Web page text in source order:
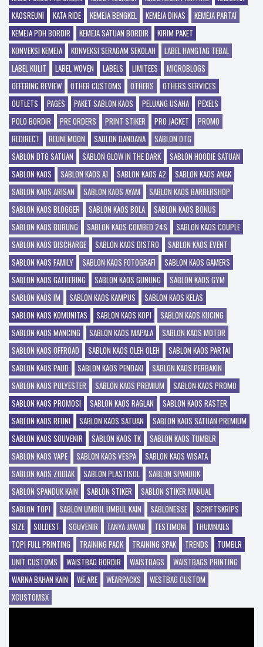
KAOSREUNI
KATA RIDE KEMEJA BENGKEL KEMEJA DINAS
KEMEJA PARTAI
KEMEJA PDH BORDIR
KEMEJA SATUAN BORDIR
KIRIM PAKET
KONVEKSI KEMEJA
KONVEKSI SERAGAM SEKOLAH
LABEL HANGTAG TEBAL
LABEL KULIT
LABEL WOVEN LABELS LIMITEES
MICROBLOGS
OFFERING REVIEW
OTHER CUSTOMS OTHERS
OTHERS SERVICES
OUTLETS
PAGES PAKET SABLON KAOS PELUANG USAHA
PEXELS
POLO BORDIR
PRE ORDERS PRINT STIKER PRO JACKET
PROMO
REDIRECT
REUNI MOON SABLON BANDANA
SABLON DTG
SABLON DTG SATUAN
SABLON GLOW IN THE DARK
SABLON HOODIE SATUAN
SABLON KAOS
SABLON KAOS A1 SABLON KAOS A2
SABLON KAOS ANAK
SABLON KAOS ARISAN
SABLON KAOS AYAM
SABLON KAOS BARBERSHOP
SABLON KAOS BLOGGER
SABLON KAOS BOLA
SABLON KAOS BONUS
SABLON KAOS BURUNG
SABLON KAOS COMBED 24S
SABLON KAOS COUPLE
SABLON KAOS DISCHARGE
SABLON KAOS DISTRO
SABLON KAOS EVENT
SABLON KAOS FAMILY
SABLON KAOS FOTOGRAFI
SABLON KAOS GAMERS
SABLON KAOS GATHERING
SABLON KAOS GUNUNG
SABLON KAOS GYM
SABLON KAOS IM
SABLON KAOS KAMPUS
SABLON KAOS KELAS
SABLON KAOS KOMUNITAS
SABLON KAOS KOPI
SABLON KAOS KUCING
SABLON KAOS MANCING
SABLON KAOS MAPALA
SABLON KAOS MOTOR
SABLON KAOS OFFROAD
SABLON KAOS OLEH OLEH
SABLON KAOS PARTAI
SABLON KAOS PAUD
SABLON KAOS PENDAKI
SABLON KAOS PERBAKIN
SABLON KAOS POLYESTER
SABLON KAOS PREMIUM
SABLON KAOS PROMO
SABLON KAOS PROMOSI
SABLON KAOS RAGLAN
SABLON KAOS RASTER
SABLON KAOS REUNI
SABLON KAOS SATUAN
SABLON KAOS SATUAN PREMIUM
SABLON KAOS SOUVENIR
SABLON KAOS TK
SABLON KAOS TUMBLR
SABLON KAOS VAPE
SABLON KAOS VESPA
SABLON KAOS WISATA
SABLON KAOS ZODIAK
SABLON PLASTISOL
SABLON SPANDUK
SABLON SPANDUK KAIN
SABLON STIKER
SABLON STIKER MANUAL
SABLON TOPI
SABLON UMBUL UMBUL KAIN SABLONESSE
SCRIFTSKRIPS
SIZE
SOLDEST SOUVENIR TANYA JAWAB TESTIMONI
THUMNAILS
TOPI FULL PRINTING
TRAINING PACK TRAINING SPAK TRENDS
TUMBLR
UNIT CUSTOMS
WAISTBAG BORDIR WAISTBAGS
WAISTBAGS PRINTING
WARNA BAHAN KAIN
WE ARE WEARPACKS
WESTBAG CUSTOM
XCUSTOMSX